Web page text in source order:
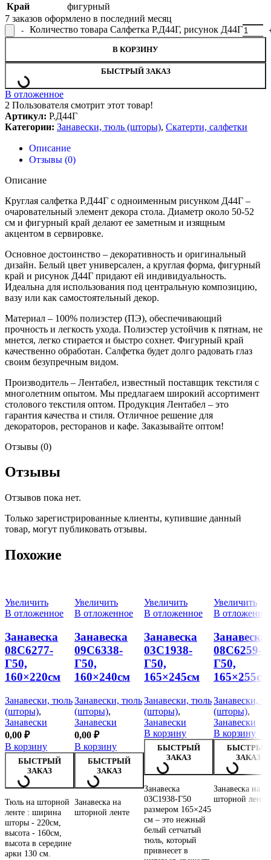
Край
фигурный
7 заказов оформлено в последний месяц
Количество товара Салфетка Р.Д44Г, рисунок Д44Г
В КОРЗИНУ
БЫСТРЫЙ ЗАКАЗ
В отложенное
2 Пользователя смотрит этот товар!
Артикул: Р.Д44Г
Категории: Занавески, тюль (шторы), Скатерти, салфетки
Описание
Отзывы (0)
Описание
Круглая салфетка Р.Д44Г с одноименным рисунком Д44Г –
очаровательный элемент декора стола. Диаметр около 50-52
см и фигурный край делают ее заметным и изящным
акцентом в сервировке.
Основное достоинство – декоративность и оригинальный
дизайн. Белый цвет универсален, а круглая форма, фигурный
край и рисунок Д44Г придают ей индивидуальность.
Идеальна для использования под центральную композицию,
вазу или как самостоятельный декор.
Материал – 100% полиэстер (ПЭ), обеспечивающий
прочность и легкость ухода. Полиэстер устойчив к пятнам, не
мнется, легко стирается и быстро сохнет. Фигурный край
качественно обработан. Салфетка будет долго радовать глаз
своим безупречным видом.
Производитель – Лентабел, известный поставщик текстиля с
многолетним опытом. Мы предлагаем широкий ассортимент
столового текстиля оптом. Продукция Лентабел – это
гарантия качества и стиля. Отличное решение для
декораторов, ресторанов и кафе. Заказывайте оптом!
Отзывы (0)
Отзывы
Отзывов пока нет.
Только зарегистрированные клиенты, купившие данный
товар, могут публиковать отзывы.
Похожие
Увеличить
В отложенное
Занавеска
08С6277-
Г50,
160×220см
Занавески, тюль
(шторы),
Занавески
0,00 ₽
В корзину
БЫСТРЫЙ
ЗАКАЗ
Тюль на шторной
ленте : ширина
шторы - 220см,
высота - 160см,
высота в середине
арки 130 см.
Увеличить
В отложенное
Занавеска
09С6338-
Г50,
160×240см
Занавески, тюль
(шторы),
Занавески
0,00 ₽
В корзину
БЫСТРЫЙ
ЗАКАЗ
Занавеска на
шторной ленте
Увеличить
В отложенное
Занавеска
03С1938-
Г50,
165×245см
Занавески, тюль
(шторы),
Занавески
В корзину
БЫСТРЫЙ
ЗАКАЗ
Занавеска
03С1938-Г50
размером 165×245
см – это нежный
белый сетчатый
тюль, который
привнесет в
Увеличить
В
Занавеска
08С6259-
Г50,
165×255см
Занавески,
(шторы),
Занавески
В корзину
БЫСТРЫЙ
ЗАКАЗ
Занавеска на
шторной ленте